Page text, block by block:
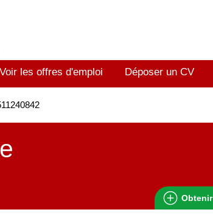
Voir les offres d'emploi Déposer un CV
Obtenir